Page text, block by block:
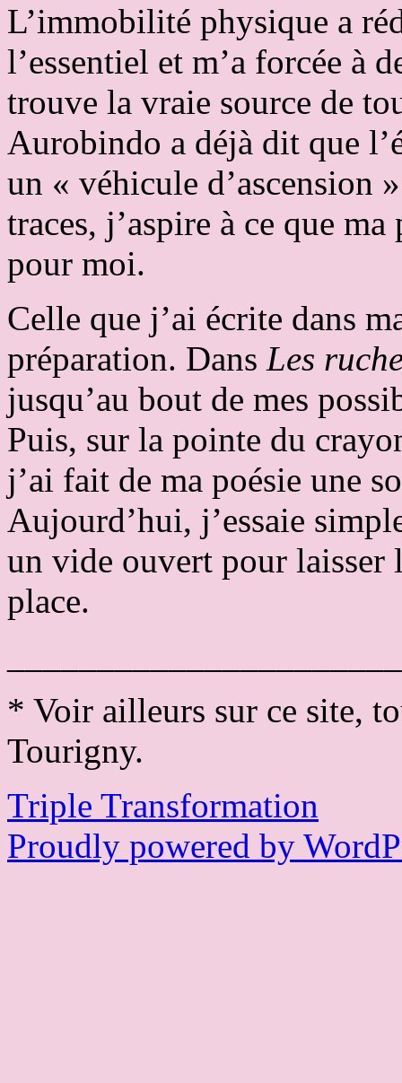
L’immobilité physique a
l’essentiel et m’a forcée à
trouve la vraie source de
Aurobindo a déjà dit que
un « véhicule d’ascension
traces, j’aspire à ce que
pour moi.
Celle que j’ai écrite dans
préparation. Dans Les
jusqu’au bout de mes
Puis, sur la pointe du
j’ai fait de ma poésie une
Aujourd’hui, j’essaie
un vide ouvert pour laisser
place.
* Voir ailleurs sur ce site,
Tourigny.
Triple Transformation
Proudly powered by